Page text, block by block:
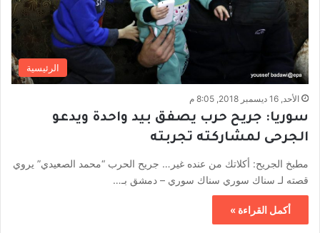
الرئيسية
الأحد, 16 ديسمبر 2018, 8:05 م
سوريا: جريح حرب يصفق بيد واحدة ويدعو
الجرحى لمشاركته تجربته
مطبخ الجريح: أكلاتك من عنده غير… جريح الحرب “محمد الصعيدي” يروي
قصته لـ سناك سوري سناك سوري – دمشق بـ…
أكمل القراءة »